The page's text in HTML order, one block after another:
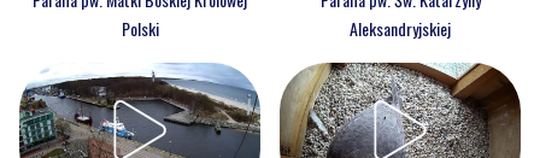
Polski
Aleksandryjskiej